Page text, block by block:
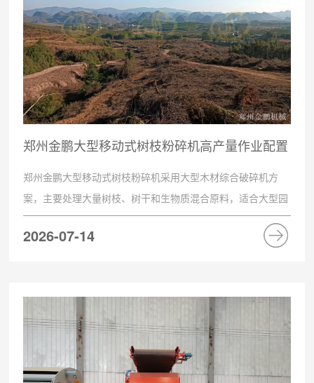
郑州金鹏大型移动式树枝粉碎机高产量作业配置
郑州金鹏大型移动式树枝粉碎机采用大型木材综合破碎机方
案，主要处理大量树枝、树干和生物质混合原料，适合大型园
林废弃物处理和生物质料场外场作业。粉碎后物料体积减少，
便于装车转运和后续燃烧利用。在大型生物质料场和林区清理
合破碎机；若物料以大直径树根为主，则应选型圆盘式木材破
碎机。大型木材综合...
2026-07-14